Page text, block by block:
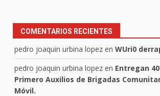
COMENTARIOS RECIENTES
pedro joaquin urbina lopez en WUri0
pedro joaquin urbina lopez en Entregan
Primero Auxilios de Brigadas
Móvil.